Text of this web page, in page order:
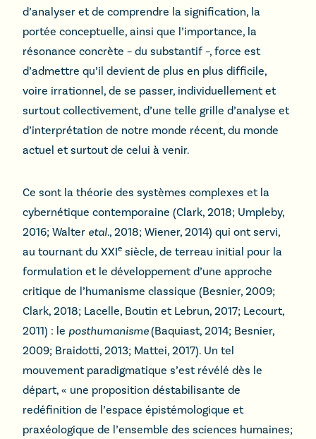
d’analyser et de comprendre la signification, la
portée conceptuelle, ainsi que l’importance, la
résonance concrète – du substantif –, force est
d’admettre qu’il devient de plus en plus difficile,
voire irrationnel, de se passer, individuellement et
surtout collectivement, d’une telle grille d’analyse et
d’interprétation de notre monde récent, du monde
actuel et surtout de celui à venir.
Ce sont la théorie des systèmes complexes et la
cybernétique contemporaine (Clark, 2018; Umpleby,
2016; Walter etal., 2018; Wiener, 2014) qui ont servi,
au tournant du XXIe siècle, de terreau initial pour la
formulation et le développement d’une approche
critique de l’humanisme classique (Besnier, 2009;
Clark, 2018; Lacelle, Boutin et Lebrun, 2017; Lecourt,
2011) : le posthumanisme(Baquiast, 2014; Besnier,
2009; Braidotti, 2013; Mattei, 2017). Un tel
mouvement paradigmatique s’est révélé dès le
départ, « une proposition déstabilisante de
redéfinition de l’espace épistémologique et
praxéologique de l’ensemble des sciences humaines;